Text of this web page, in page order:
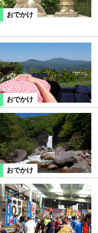
おでかけ
おでかけ
おでかけ